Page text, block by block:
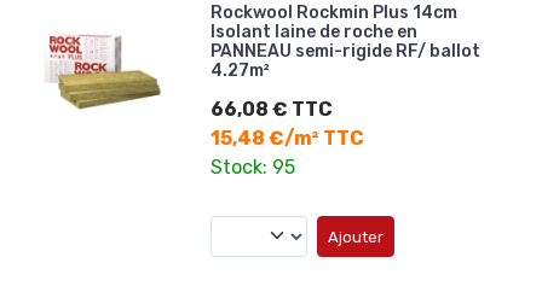
Rockwool Rockmin Plus 14cm
Isolant laine de roche en
PANNEAU semi-rigide RF/ ballot
4.27m²
66,08 € TTC
15,48 €/m² TTC
Stock: 95
Ajouter